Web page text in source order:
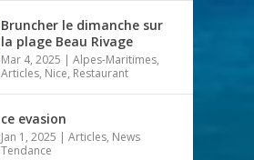
Bruncher le dimanche sur
la plage Beau Rivage
Mar 4, 2025 |Alpes-Maritimes,
Articles, Nice, Restaurant
ce evasion
Jan 1, 2025 |Articles, News
Tendance